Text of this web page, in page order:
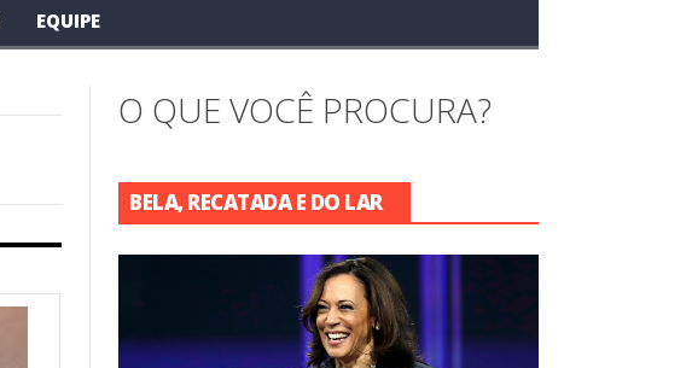
EQUIPE
O QUE VOCÊ PROCURA?
BELA, RECATADA E DO LAR